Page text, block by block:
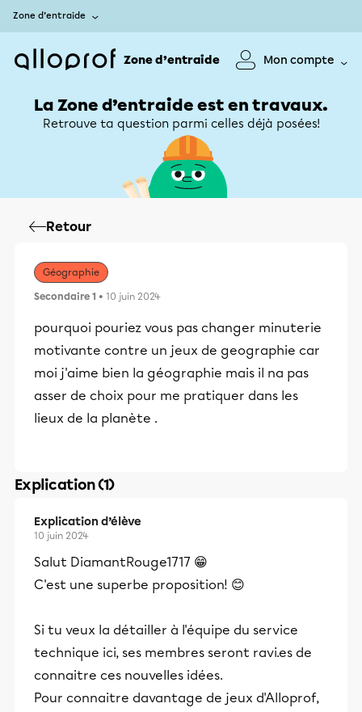
Zone d’entraide
Zone d’entraide Mon compte
La Zone d’entraide est en travaux.
Retrouve ta question parmi celles déjà posées!
Retour
Géographie
Secondaire 1 • 10 juin 2024
pourquoi pouriez vous pas changer minuterie
motivante contre un jeux de geographie car
moi j'aime bien la géographie mais il na pas
asser de choix pour me pratiquer dans les
lieux de la planète .
Explication (1)
Explication d’élève
10 juin 2024
Salut DiamantRouge1717 😁
C'est une superbe proposition! 😊
Si tu veux la détailler à l'équipe du service
technique ici, ses membres seront ravi.es de
connaitre ces nouvelles idées.
Pour connaitre davantage de jeux d'Alloprof,